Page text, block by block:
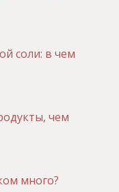
соли: в чем
чем
много?